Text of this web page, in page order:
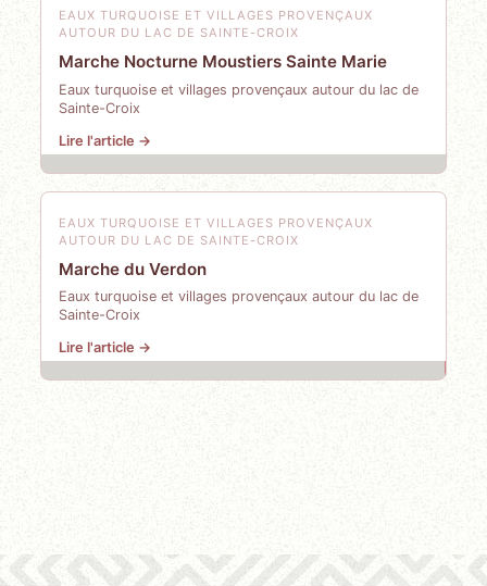
EAUX TURQUOISE ET VILLAGES PROVENÇAUX
AUTOUR DU LAC DE SAINTE-CROIX
Marche Nocturne Moustiers Sainte Marie
Eaux turquoise et villages provençaux autour du lac de
Sainte-Croix
Lire l'article →
EAUX TURQUOISE ET VILLAGES PROVENÇAUX
AUTOUR DU LAC DE SAINTE-CROIX
Marche du Verdon
Eaux turquoise et villages provençaux autour du lac de
Sainte-Croix
Lire l'article →